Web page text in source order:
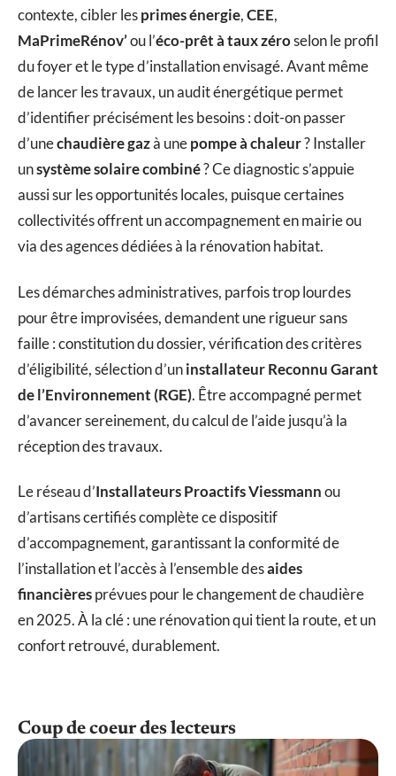
contexte, cibler lesprimes énergie,CEE,
MaPrimeRénov’ou l’éco-prêt à taux zéroselon le profil
du foyer et le type d’installation envisagé. Avant même
de lancer les travaux, un audit énergétique permet
d’identifier précisément les besoins : doit-on passer
d’unechaudière gazà unepompe à chaleur? Installer
unsystème solaire combiné? Ce diagnostic s’appuie
aussi sur les opportunités locales, puisque certaines
collectivités offrent un accompagnement en mairie ou
via des agences dédiées à la rénovation habitat.
Les démarches administratives, parfois trop lourdes
pour être improvisées, demandent une rigueur sans
faille : constitution du dossier, vérification des critères
d’éligibilité, sélection d’uninstallateur Reconnu Garant
de l’Environnement (RGE). Être accompagné permet
d’avancer sereinement, du calcul de l’aide jusqu’à la
réception des travaux.
Le réseau d’Installateurs Proactifs Viessmannou
d’artisans certifiés complète ce dispositif
d’accompagnement, garantissant la conformité de
l’installation et l’accès à l’ensemble desaides
financièresprévues pour le changement de chaudière
en 2025. À la clé : une rénovation qui tient la route, et un
confort retrouvé, durablement.
Coup de coeur des lecteurs